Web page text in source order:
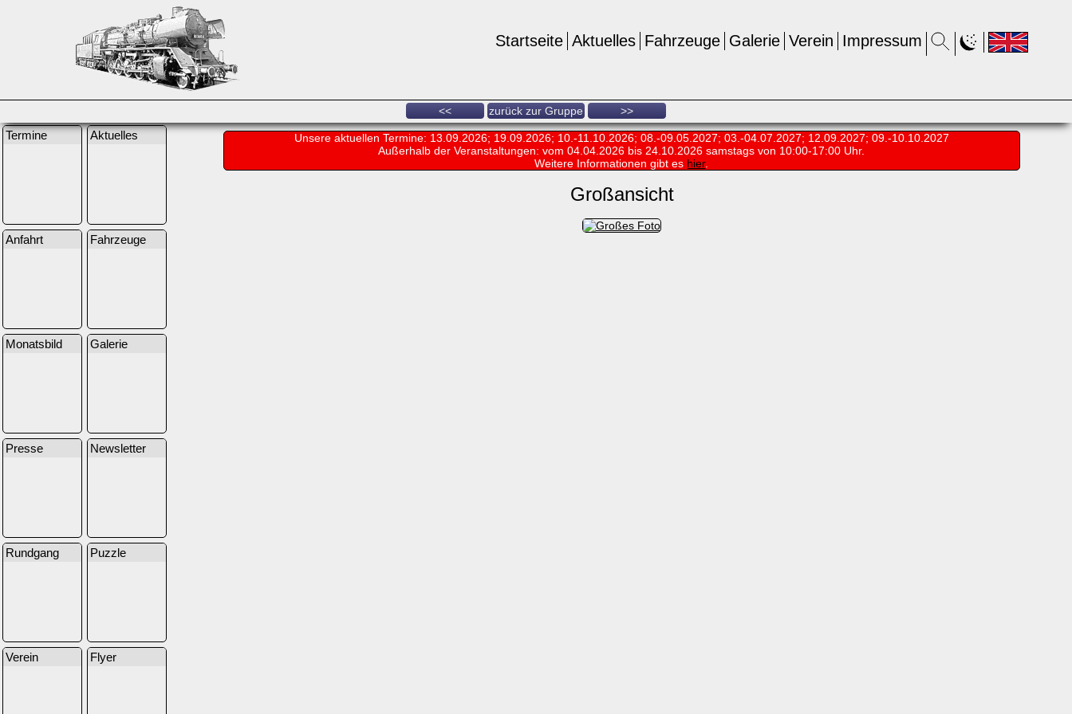
Impressum
Verein
Galerie
Fahrzeuge
Aktuelles
Startseite
<< zurück zur Gruppe >>
Termine Aktuelles
Anfahrt Fahrzeuge
Monatsbild Galerie
Presse Newsletter
Rundgang Puzzle
Verein Flyer
Unsere aktuellen Termine: 13.09.2026; 19.09.2026; 10.-11.10.2026; 08.-09.05.2027; 03.-04.07.2027; 12.09.2027; 09.-10.10.2027
Außerhalb der Veranstaltungen:vom 04.04.2026 bis 24.10.2026 samstags von 10:00-17:00 Uhr.
Weitere Informationen gibt es hier.
Großansicht